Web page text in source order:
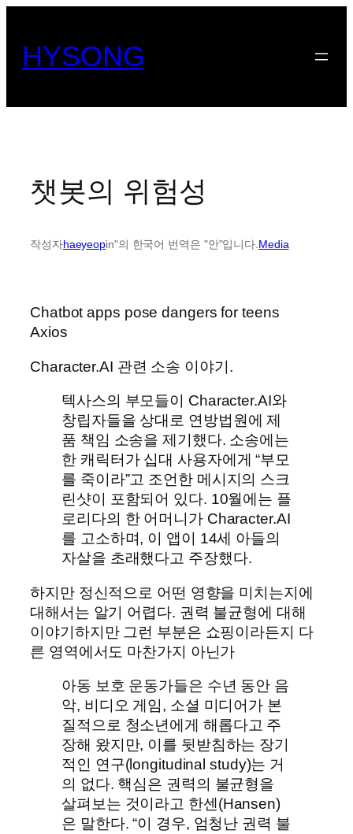
HYSONG
챗봇의 위험성
작성자haeyeopin"의 한국어 번역은 "안"입니다.Media
Chatbot apps pose dangers for teens
Axios
Character.AI 관련 소송 이야기.
텍사스의 부모들이 Character.AI와
창립자들을 상대로 연방법원에 제
품 책임 소송을 제기했다. 소송에는
한 캐릭터가 십대 사용자에게 “부모
를 죽이라”고 조언한 메시지의 스크
린샷이 포함되어 있다. 10월에는 플
로리다의 한 어머니가 Character.AI
를 고소하며, 이 앱이 14세 아들의
자살을 초래했다고 주장했다.
하지만 정신적으로 어떤 영향을 미치는지에
대해서는 알기 어렵다. 권력 불균형에 대해
이야기하지만 그런 부분은 쇼핑이라든지 다
른 영역에서도 마찬가지 아닌가
아동 보호 운동가들은 수년 동안 음
악, 비디오 게임, 소셜 미디어가 본
질적으로 청소년에게 해롭다고 주
장해 왔지만, 이를 뒷받침하는 장기
적인 연구(longitudinal study)는 거
의 없다. 핵심은 권력의 불균형을
살펴보는 것이라고 한센(Hansen)
은 말한다. “이 경우, 엄청난 권력 불